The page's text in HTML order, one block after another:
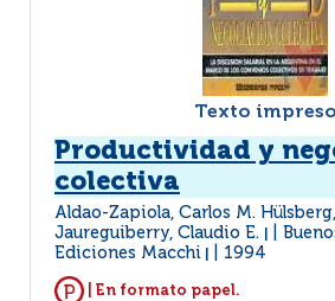
Texto impreso
Productividad y
colectiva
Aldao-Zapiola, Carlos M.
Jaureguiberry, Claudio E.
Ediciones Macchi
1994
| En formato papel.